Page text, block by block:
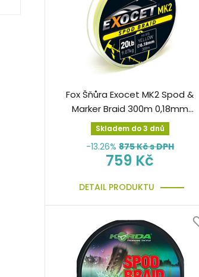
Fox Šňůra Exocet MK2 Spod &
Marker Braid 300m 0,18mm
žlutá splétaná
Skladem do 3 dnů
-13.26% 875Kč s DPH
759 Kč
DETAIL PRODUKTU